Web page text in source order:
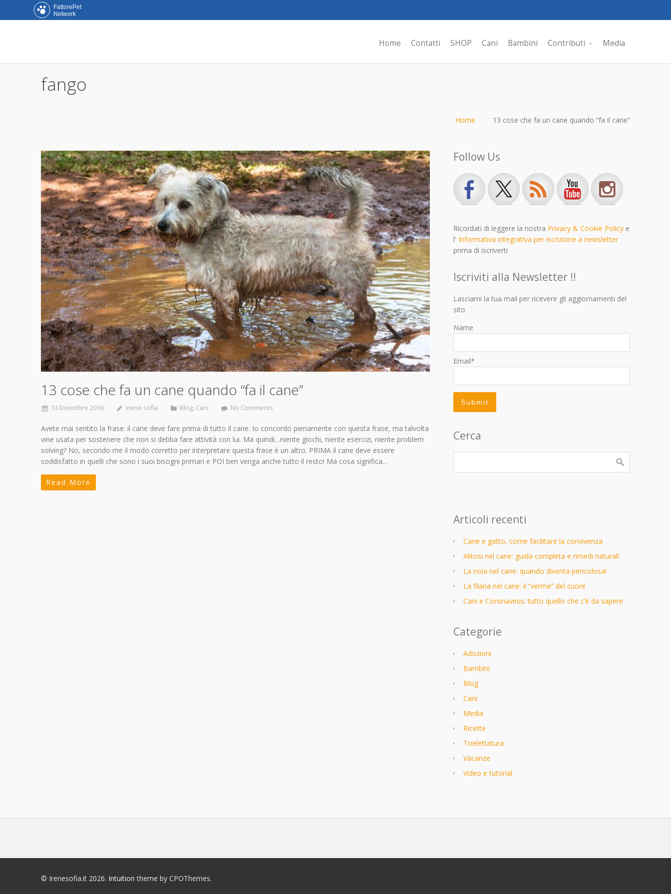
Home Contatti SHOP Cani Bambini Contributi Media
fango
Home 13 cose che fa un cane quando “fa il cane”
13 cose che fa un cane quando “fa il cane”
13 Dicembre 2016 irene sofia Blog, Cani No Comments
Avete mai sentito la frase: il cane deve fare prima di tutto il cane. Io concordo pienamente con questa frase, ma talvolta
vine usata per sostenere che non si debba fare attività con lui. Ma quindi…niente giochi, niente esercizi, niente problem
solving? No, secondo me il modo corretto per interpretare questa frase è un altro. PRIMA il cane deve essere
soddisfatto in quelli che sono i suoi bisogni primari e POI ben venga anche tutto il resto! Ma cosa significa…
Read More
Follow Us
Ricordati di leggere la nostra Privacy & Cookie Policye
l' Informativa integrativa per iscrizione a newsletter
prima di iscriverti
Iscriviti alla Newsletter !!
Lasciami la tua mail per ricevere gli aggiornamenti del
sito
Name
Email*
Cerca
Articoli recenti
Cane e gatto, come facilitare la convivenza
Alitosi nel cane: guida completa e rimedi naturali
La noia nel cane: quando diventa pericolosa!
La filaria nel cane: il “verme” del cuore
Cani e Coronavirus: tutto quello che c’è da sapere
Categorie
Adozioni
Bambini
Blog
Cani
Media
Ricette
Toelettatura
Vacanze
Video e tutorial
© Irenesofia.it 2026. Intuition theme by CPOThemes.
FattorePet
Network